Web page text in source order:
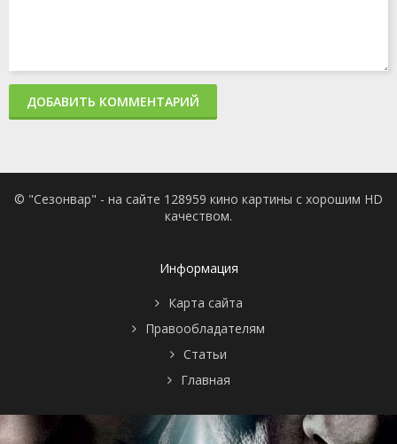
ДОБАВИТЬ КОММЕНТАРИЙ
© "Сезонвар" - на сайте 128959 кино картины с хорошим HD
качеством.
Информация
Карта сайта
Правообладателям
Статьи
Главная